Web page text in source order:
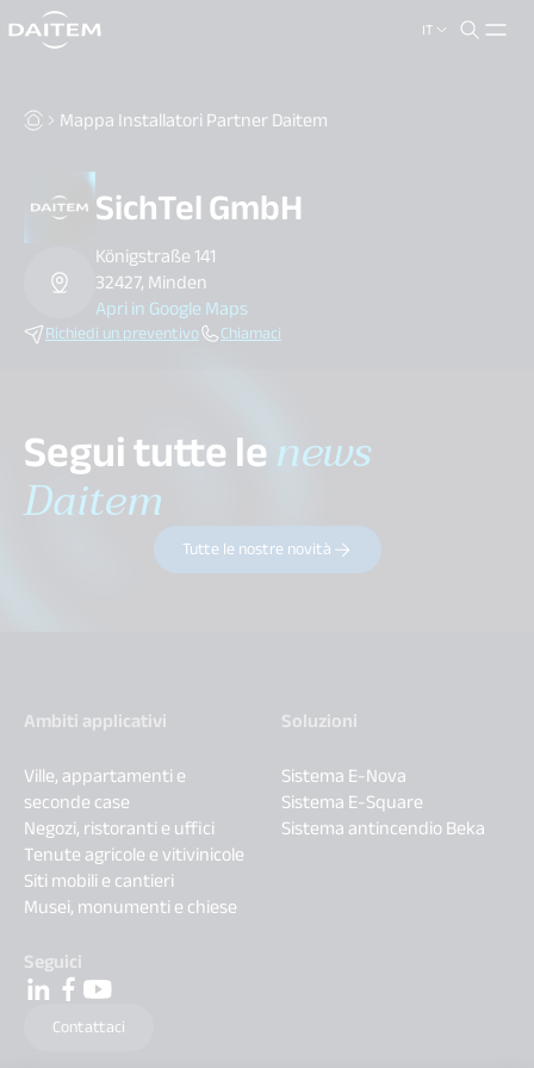
IT
search.label
Mappa Installatori Partner Daitem
SichTel GmbH
Königstraße 141
32427, Minden
Apri in Google Maps
Richiedi un preventivo Chiamaci
Segui tutte lenews
Daitem
Tutte le nostre novità
Ambiti applicativi
Ville, appartamenti e
seconde case
Negozi, ristoranti e uffici
Tenute agricole e vitivinicole
Siti mobili e cantieri
Musei, monumenti e chiese
Soluzioni
Sistema E-Nova
Sistema E-Square
Sistema antincendio Beka
Seguici
Contattaci